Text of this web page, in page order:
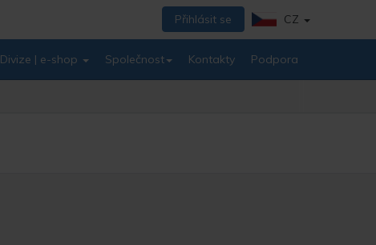
Přihlásit se CZ
Divize | e-shop Společnost Kontakty Podpora